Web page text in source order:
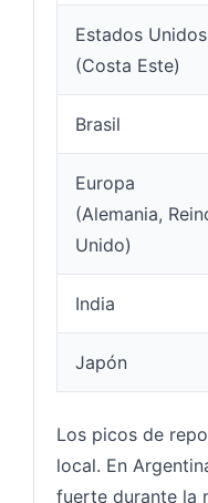
Estados Unidos
(Costa Este)
Brasil
Europa
(Alemania,
Unido)
India
Japón
Los picos de
local. En
fuerte durante la